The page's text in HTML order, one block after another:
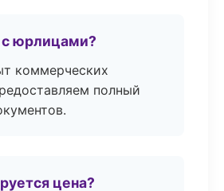
с юрлицами?
коммерческих
полный
цена?